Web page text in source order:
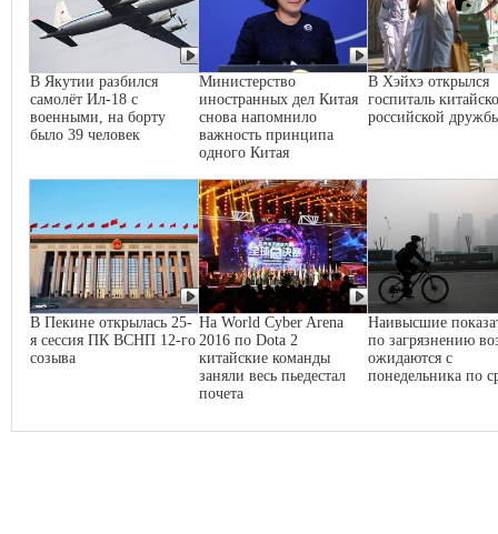
В Якутии разбился
самолёт Ил-18 с
военными, на борту
было 39 человек
Министерство
иностранных дел Китая
снова напомнило
важность принципа
одного Китая
В Хэйхэ открылся
госпиталь
российской
В Пекине открылась 25-
я сессия ПК ВСНП 12-го
созыва
На World Cyber Arena
2016 по Dota 2
китайские команды
заняли весь пьедестал
почета
Наивысшие
по загрязнению
ожидаются с
понедельника по